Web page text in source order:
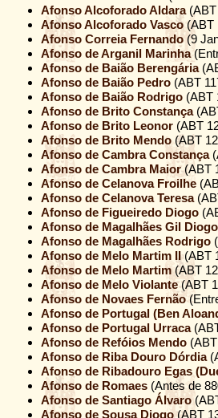
Afonso Alcoforado Aldara(ABT
Afonso Alcoforado Vasco(ABT
Afonso Correia Fernando(9
Afonso de Arganil Marinha
Afonso de Baião Berengária
Afonso de Baião Pedro (ABT
Afonso de Baião Rodrigo (ABT
Afonso de Brito Constança
Afonso de Brito Leonor (ABT
Afonso de Brito Mendo(ABT
Afonso de Cambra Constança
Afonso de Cambra Maior(ABT
Afonso de Celanova Froilhe
Afonso de Celanova Teresa
Afonso de Figueiredo Diogo
Afonso de Magalhães Gil Diogo
Afonso de Magalhães Rodrigo
Afonso de Melo Martim II(ABT
Afonso de Melo Martim(ABT
Afonso de Melo Violante(ABT
Afonso de Novaes Fernão
Afonso de Portugal (Ben
Afonso de Portugal Urraca
Afonso de Refóios Mendo
Afonso de Riba Douro Dórdia
Afonso de Ribadouro Egas
Afonso de Romaes (Antes de
Afonso de Santiago Álvaro
Afonso de Sousa Diogo(ABT